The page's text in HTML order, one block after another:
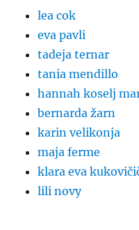
lea cok
eva pavli
tadeja ternar
tania mendillo
hannah koselj
bernarda žarn
karin velikonja
maja ferme
klara eva
lili novy